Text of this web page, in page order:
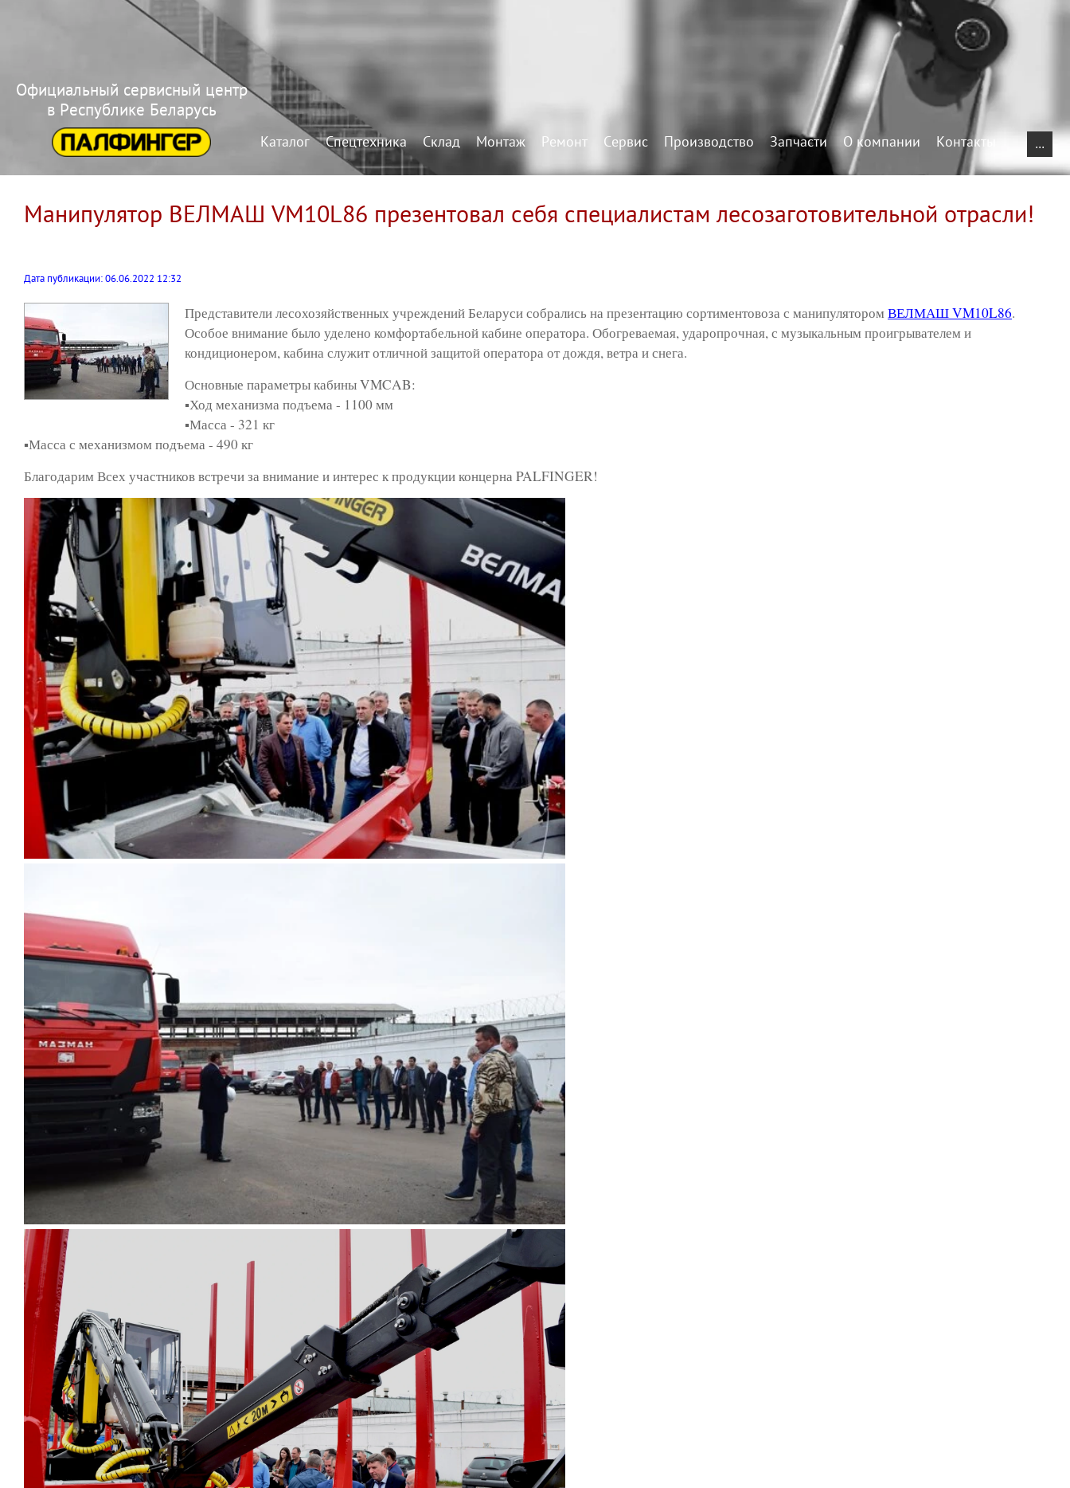
Официальный сервисный центр
в Республике Беларусь
Каталог Спецтехника Склад Монтаж Ремонт Сервис Производство Запчасти О компании Контакты ...
Манипулятор ВЕЛМАШ VM10L86 презентовал себя специалистам лесозаготовительной отрасли!
Дата публикации: 06.06.2022 12:32
Представители лесохозяйственных учреждений Беларуси собрались на презентацию сортиментовоза с манипулятором ВЕЛМАШ VM10L86.
Особое внимание было уделено комфортабельной кабине оператора. Обогреваемая, ударопрочная, с музыкальным проигрывателем и
кондиционером, кабина служит отличной защитой оператора от дождя, ветра и снега.
Основные параметры кабины VMCAB:
▪️Ход механизма подъема - 1100 мм
▪️Масса - 321 кг
▪️Масса с механизмом подъема - 490 кг
Благодарим Всех участников встречи за внимание и интерес к продукции концерна PALFINGER!